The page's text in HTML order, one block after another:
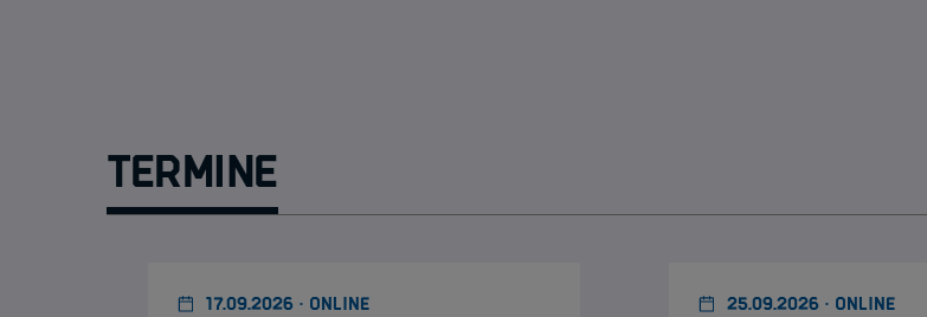
Termine
17.09.2026 · ONLINE 25.09.2026 · ONLINE